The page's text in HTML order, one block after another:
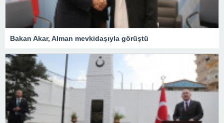
Bakan Akar, Alman mevkidaşıyla görüştü